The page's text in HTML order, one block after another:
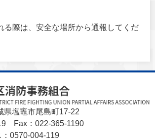
際は、安全な場所から通報してくだ
塩竈市尾島町17-22
Fax：022-365-1190
0570-004-119